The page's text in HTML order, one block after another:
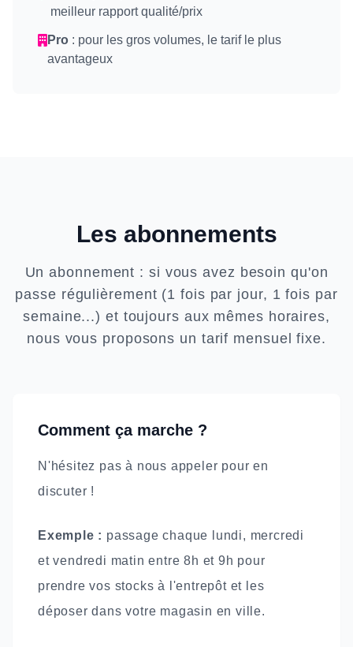
meilleur rapport qualité/prix
Pro : pour les gros volumes, le tarif le plus
avantageux
Les abonnements
Un abonnement : si vous avez besoin qu'on
passe régulièrement (1 fois par jour, 1 fois par
semaine...) et toujours aux mêmes horaires,
nous vous proposons un tarif mensuel fixe.
Comment ça marche ?
N'hésitez pas à nous appeler pour en
discuter !
Exemple : passage chaque lundi, mercredi
et vendredi matin entre 8h et 9h pour
prendre vos stocks à l'entrepôt et les
déposer dans votre magasin en ville.